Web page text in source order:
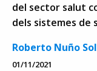
del sector salut
dels sistemes de
Roberto Nuño
01/11/2021